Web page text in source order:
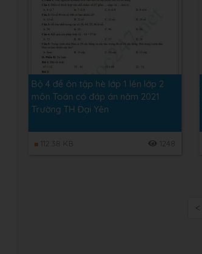
Bộ 4 đề ôn tập hè lớp 1 lên lớp 2
môn Toán có đáp án năm 2021
Trường TH Đại Yên
112.38 KB 1248
<